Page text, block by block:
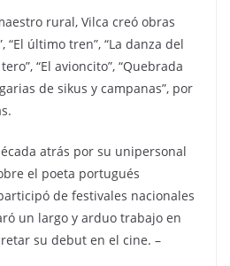
rural, Vilca creó obras
“El último tren”, “La danza del
“El avioncito”, “Quebrada
de sikus y campanas”, por
atrás por su unipersonal
el poeta portugués
de festivales nacionales
un largo y arduo trabajo en
su debut en el cine. –